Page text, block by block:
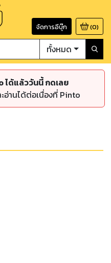
จัดการอีบุ๊ก (0)
ทั้งหมด
ได้แล้ววันนี้ กดเลย
านได้ต่อเนื่องที่ Pinto